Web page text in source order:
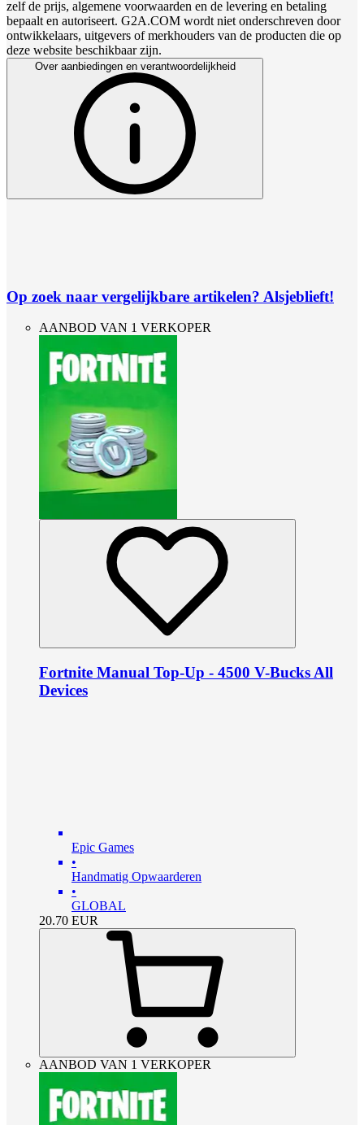
zelf de prijs, algemene voorwaarden en de levering en betaling
bepaalt en autoriseert. G2A.COM wordt niet onderschreven door
ontwikkelaars, uitgevers of merkhouders van de producten die op
deze website beschikbaar zijn.
Over aanbiedingen en verantwoordelijkheid
Op zoek naar vergelijkbare artikelen? Alsjeblieft!
AANBOD VAN 1 VERKOPER
Fortnite Manual Top-Up - 4500 V-Bucks All
Devices
Epic Games
•
Handmatig Opwaarderen
•
GLOBAL
20.70 EUR
AANBOD VAN 1 VERKOPER